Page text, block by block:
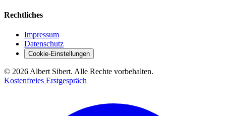
Rechtliches
Impressum
Datenschutz
Cookie-Einstellungen
© 2026 Albert Sibert. Alle Rechte vorbehalten.
Kostenfreies Erstgespräch